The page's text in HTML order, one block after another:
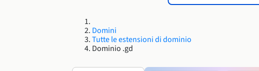
Domini
Tutte le estensioni di dominio
Dominio .gd